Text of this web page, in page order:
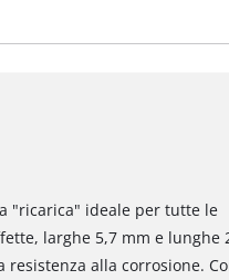
"ricarica" ideale per tutte le
larghe 5,7 mm e lunghe
alla corrosione.